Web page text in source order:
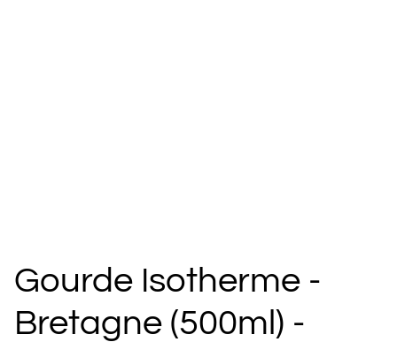
Gourde Isotherme -
Bretagne (500ml) -